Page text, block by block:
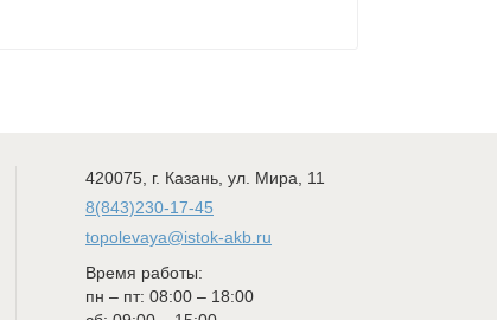
420075 г. Казань ул. Мира, 11
8(843)230-17-45
topolevaya@istok-akb.ru
Время работы:
пн – пт: 08:00 – 18:00